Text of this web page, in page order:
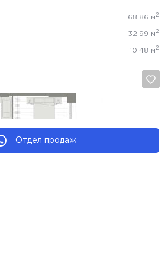
68.86 м 2
32.99 м 2
10.48 м 2
Отдел продаж